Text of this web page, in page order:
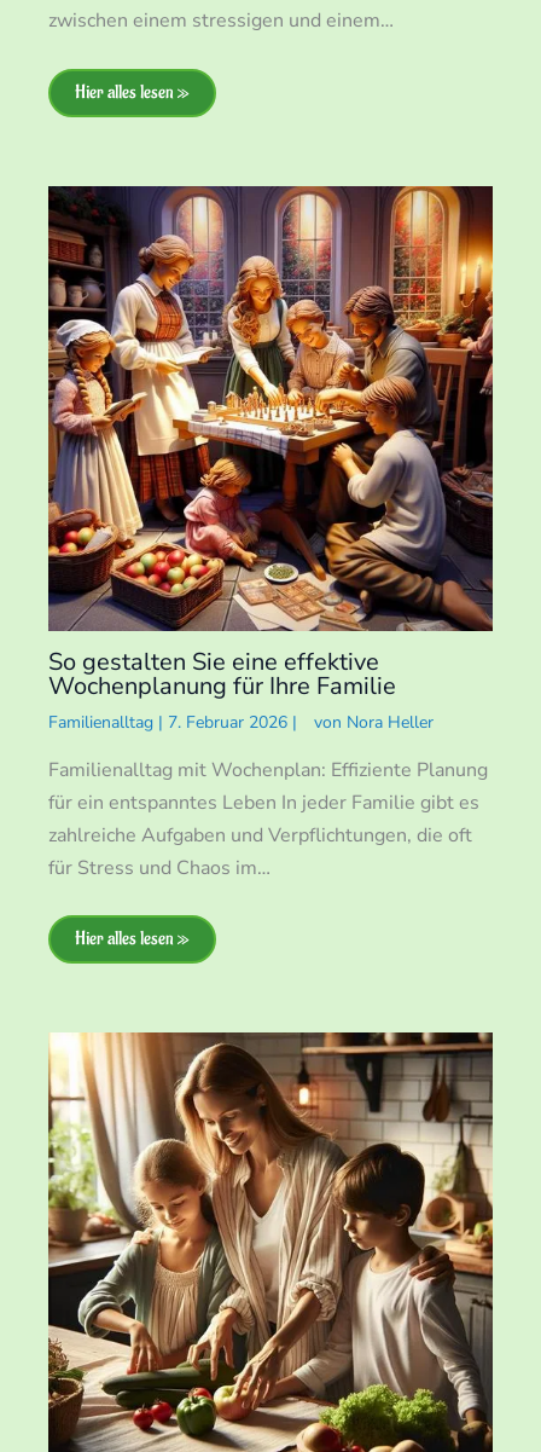
zwischen einem stressigen und einem…
Hier alles lesen »
So gestalten Sie eine effektive
Wochenplanung für Ihre Familie
Familienalltag | 7. Februar 2026 | von Nora Heller
Familienalltag mit Wochenplan: Effiziente Planung
für ein entspanntes Leben In jeder Familie gibt es
zahlreiche Aufgaben und Verpflichtungen, die oft
für Stress und Chaos im…
Hier alles lesen »